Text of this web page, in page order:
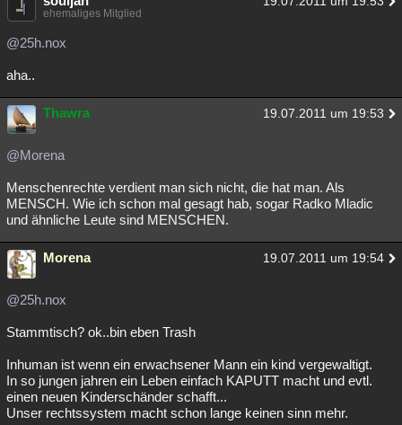
ehemaliges Mitglied
@25h.nox
aha..
Thawra 19.07.2011 um 19:53
@Morena
Menschenrechte verdient man sich nicht, die hat man. Als
MENSCH. Wie ich schon mal gesagt hab, sogar Radko Mladic
und ähnliche Leute sind MENSCHEN.
Morena 19.07.2011 um 19:54
@25h.nox
Stammtisch? ok..bin eben Trash
Inhuman ist wenn ein erwachsener Mann ein kind vergewaltigt.
In so jungen jahren ein Leben einfach KAPUTT macht und evtl.
einen neuen Kinderschänder schafft...
Unser rechtssystem macht schon lange keinen sinn mehr.